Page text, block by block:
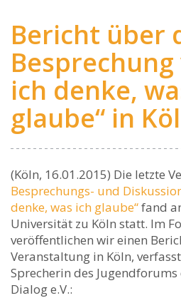
Bericht über
Besprechung
ich denke,
glaube“ in
(Köln, 16.01.2015) Die letzte
Besprechungs- und
denke, was ich glaube“fand
Universität zu Köln statt. Im
veröffentlichen wir einen
Veranstaltung in Köln,
Sprecherin des
Dialog e.V.: